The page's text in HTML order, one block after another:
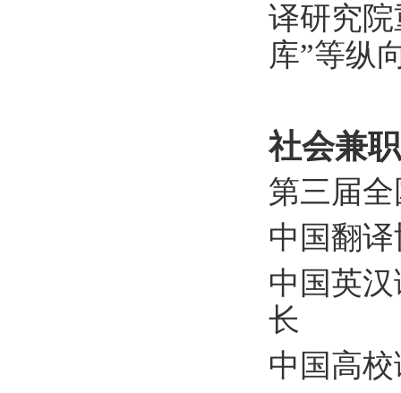
译研究
库”等纵
社会兼职
第三届
中国翻
中国英
长
中国高